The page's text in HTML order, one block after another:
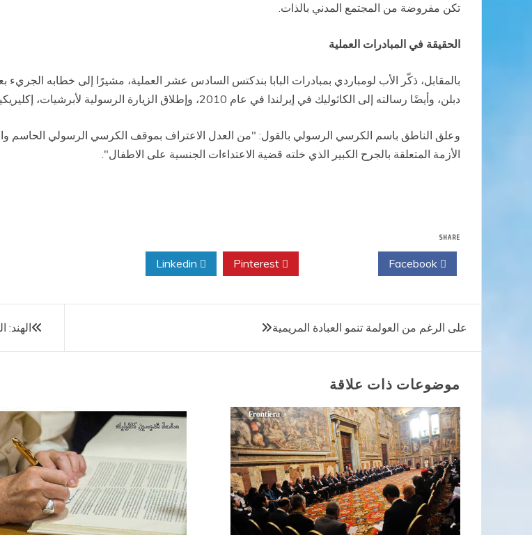
تكن مفروضة من المجتمع المدني بالذات.
الحقيقة في المبادرات العملية
دبلن، وأيضًا رسالته إلى الكاثوليك في إيرلندا في عام 2010، وإطلاق الزيارة الرسولية لأبرشيات، إكليريكيات وجماعات الأمة الإيرلندية.
وعلق الناطق باسم الكرسي الرسولي بالقول: "من العدل الاعتراف بموقف الكرسي الرسولي الحاسم
الأزمة المتعلقة بالجرح الكبير الذي خلته قضية الاعتداءات الجنسية على الاطفال".
SHARE
تصفّح
المقالات
الهند: على الرغم من العولمة تنمو العبادة المريمية
موضوعات ذات علاقة